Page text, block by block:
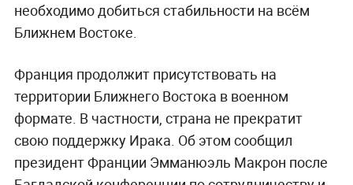
необходимо добиться стабильности на всём
Ближнем Востоке.
Франция продолжит присутствовать на
территории Ближнего Востока в военном
формате. В частности, страна не прекратит
свою поддержку Ирака. Об этом сообщил
президент Франции Эмманюэль Макрон после